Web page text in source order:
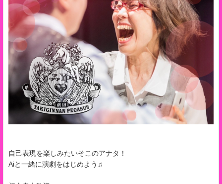
自己表現を楽しみたいそこのアナタ！
Aiと一緒に演劇をはじめよう♫